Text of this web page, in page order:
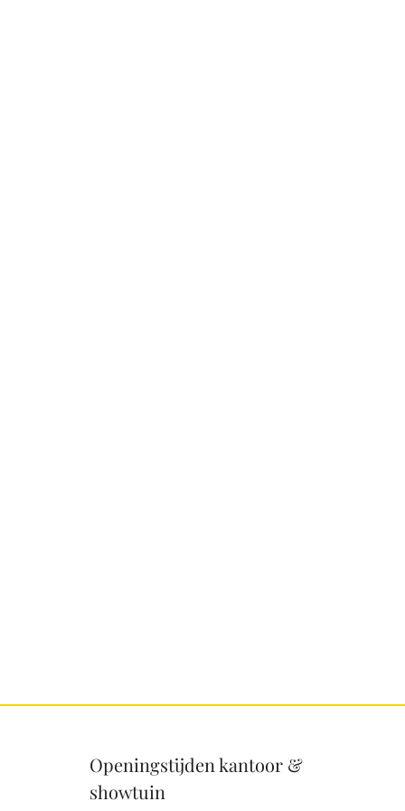
Openingstijden kantoor &
showtuin